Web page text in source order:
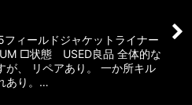
ィールドジャケットライナー
□状態 USED良品 全体的な
が、 リペアあり。 一か所キル
あり。…